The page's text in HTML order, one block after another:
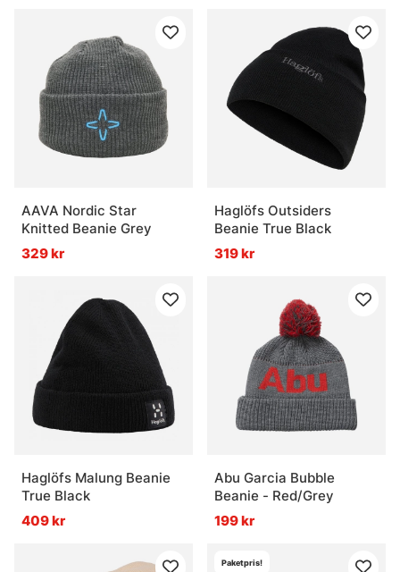
AAVA Nordic Star
Knitted Beanie Grey
329 kr
Haglöfs Outsiders
Beanie True Black
319 kr
Haglöfs Malung Beanie
True Black
409 kr
Abu Garcia Bubble
Beanie - Red/Grey
199 kr
Paketpris!